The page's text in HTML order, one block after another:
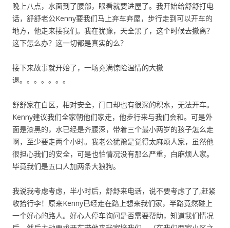
晚上八点，水面到了腰部，眼看就要进屋了。我开始给舒舒打电
话，舒舒老公Kenny要我们马上弃车弃屋，步行走到可以开车的
地方，他走来接我们。我在犹豫，天全黑了，这个时候去撤离？
这下怎么办？这一切都是真实的么？
接下来故事就开始了，一场充满惊险温情的大撤
退。。。。。。。
舒舒家在白区，相对安全，门口却也有很深的积水，无法开车。
Kenny建议我们全家朝他们家走，他步行来与我们会和。可是外
面是漆黑的，水已经是齐腰深，带着三个最小两岁的孩子怎么走
啊，至少要走两个小时。我老公犹豫是觉得太麻烦人家，虽然他
很担心我们的安全，可是也怕情况没有那么严重，白麻烦人家。
毕竟我们是五口人加两条大狼狗。
我说我考虑考虑，半小时后，舒舒来电话，说不要考虑了了,赶紧
收拾行李！原来Kenny已经走在路上想来我们家，半路竟然碰上
一个好心的路人。好心人停车询问是否需要帮助，知道我们情况